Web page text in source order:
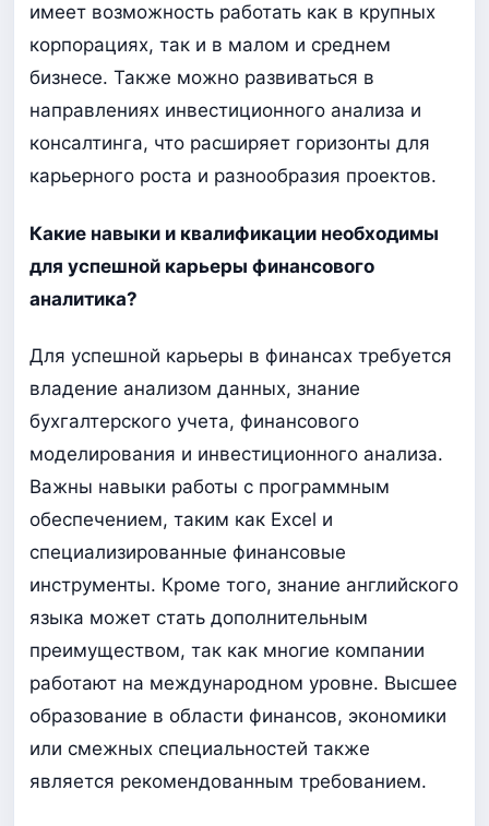
имеет возможность работать как в крупных
корпорациях, так и в малом и среднем
бизнесе. Также можно развиваться в
направлениях инвестиционного анализа и
консалтинга, что расширяет горизонты для
карьерного роста и разнообразия проектов.
Какие навыки и квалификации необходимы
для успешной карьеры финансового
аналитика?
Для успешной карьеры в финансах требуется
владение анализом данных, знание
бухгалтерского учета, финансового
моделирования и инвестиционного анализа.
Важны навыки работы с программным
обеспечением, таким как Excel и
специализированные финансовые
инструменты. Кроме того, знание английского
языка может стать дополнительным
преимуществом, так как многие компании
работают на международном уровне. Высшее
образование в области финансов, экономики
или смежных специальностей также
является рекомендованным требованием.